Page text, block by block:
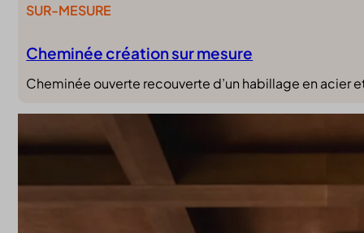
Cheminée création sur mesure
SUR-MESURE
Cheminée ouverte recouverte d’un habillage en acier